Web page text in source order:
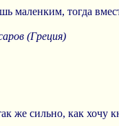
маленким, тогда
(Греция)
же сильно, как хочу